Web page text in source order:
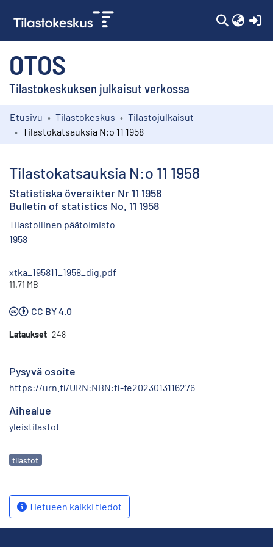
OTOS
Tilastokeskuksen julkaisut verkossa
Kokoelmat
Etusivu Tilastokeskus
Tilastojulkaisut
Tilastokatsauksia N:o 11 1958
Tilastokatsauksia N:o 11 1958
Statistiska översikter Nr 11 1958
Bulletin of statistics No. 11 1958
Tilastollinen päätoimisto
1958
xtka_195811_1958_dig.pdf
11.71 MB
CC BY 4.0
Lataukset 248
Pysyvä osoite
https://urn.fi/URN:NBN:fi-fe2023013116276
Aihealue
yleistilastot
Avainsanat
tilastot
Tietueen kaikki tiedot